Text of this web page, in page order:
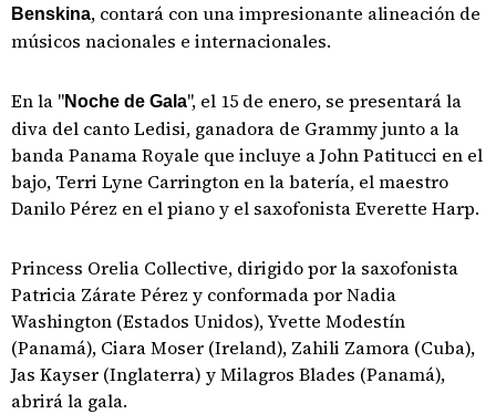
Benskina, contará con una impresionante alineación de
músicos nacionales e internacionales.
En la "Noche de Gala", el 15 de enero, se presentará la
diva del canto Ledisi, ganadora de Grammy junto a la
banda Panama Royale que incluye a John Patitucci en el
bajo, Terri Lyne Carrington en la batería, el maestro
Danilo Pérez en el piano y el saxofonista Everette Harp.
Princess Orelia Collective, dirigido por la saxofonista
Patricia Zárate Pérez y conformada por Nadia
Washington (Estados Unidos), Yvette Modestín
(Panamá), Ciara Moser (Ireland), Zahili Zamora (Cuba),
Jas Kayser (Inglaterra) y Milagros Blades (Panamá),
abrirá la gala.